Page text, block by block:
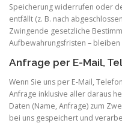
Speicherung widerrufen oder
entfällt (z. B. nach
Zwingende gesetzliche
Aufbewahrungsfristen –
Anfrage per E-Mail,
Wenn Sie uns per E-Mail,
Anfrage inklusive aller daraus
Daten (Name, Anfrage) zum
bei uns gespeichert und